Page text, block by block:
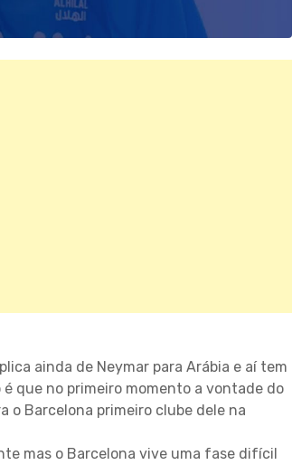
ainda de Neymar para Arábia e aí tem
que no primeiro momento a vontade do
o Barcelona primeiro clube dele na
mas o Barcelona vive uma fase difícil